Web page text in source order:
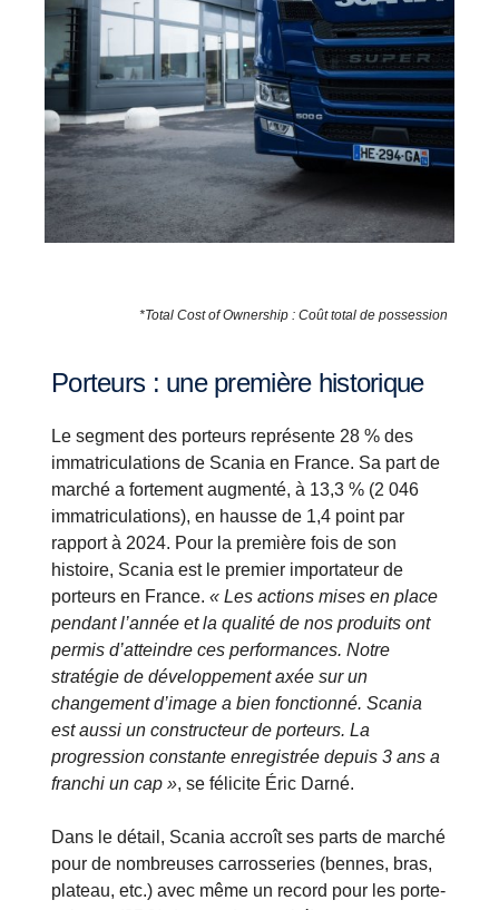
*Total Cost of Ownership : Coût total de possession
Porteurs : une première historique
Le segment des porteurs représente 28 % des
immatriculations de Scania en France. Sa part de
marché a fortement augmenté, à 13,3 % (2 046
immatriculations), en hausse de 1,4 point par
rapport à 2024. Pour la première fois de son
histoire, Scania est le premier importateur de
porteurs en France. « Les actions mises en place
pendant l’année et la qualité de nos produits ont
permis d’atteindre ces performances. Notre
stratégie de développement axée sur un
changement d’image a bien fonctionné. Scania
est aussi un constructeur de porteurs. La
progression constante enregistrée depuis 3 ans a
franchi un cap », se félicite Éric Darné.
Dans le détail, Scania accroît ses parts de marché
pour de nombreuses carrosseries (bennes, bras,
plateau, etc.) avec même un record pour les porte-